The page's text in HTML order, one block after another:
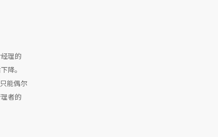
理的
降。
能偶尔
者的